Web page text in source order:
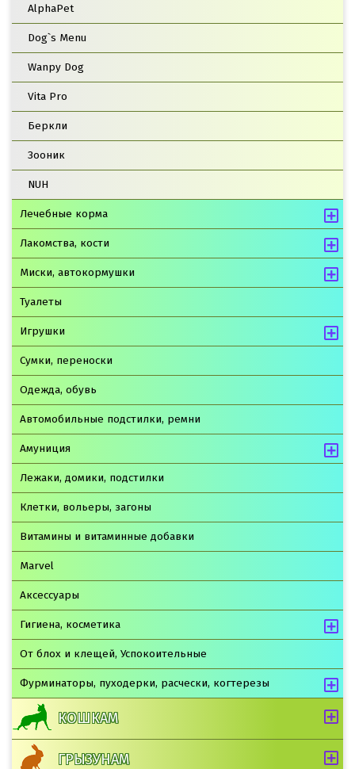
AlphaPet
Dog`s Menu
Wanpy Dog
Vita Pro
Беркли
Зооник
NUH
Лечебные корма
Лакомства, кости
Миски, автокормушки
Туалеты
Игрушки
Сумки, переноски
Одежда, обувь
Автомобильные подстилки, ремни
Амуниция
Лежаки, домики, подстилки
Клетки, вольеры, загоны
Витамины и витаминные добавки
Marvel
Аксессуары
Гигиена, косметика
От блох и клещей, Успокоительные
Фурминаторы, пуходерки, расчески, когтерезы
КОШКАМ
ГРЫЗУНАМ